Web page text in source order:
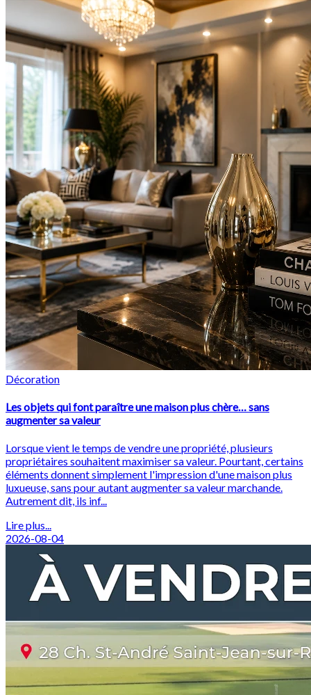
Décoration
Les objets qui font paraître une maison plus chère… sans
augmenter sa valeur
Lorsque vient le temps de vendre une propriété, plusieurs
propriétaires souhaitent maximiser sa valeur. Pourtant, certains
éléments donnent simplement l'impression d'une maison plus
luxueuse, sans pour autant augmenter sa valeur marchande.
Autrement dit, ils inf...
Lire plus...
2026-08-04